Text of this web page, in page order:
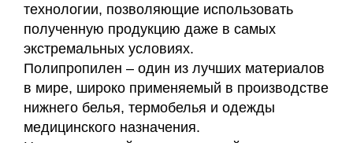
технологии, позволяющие использовать
полученную продукцию даже в самых
экстремальных условиях.
Полипропилен – один из лучших материалов
в мире, широко применяемый в производстве
нижнего белья, термобелья и одежды
медицинского назначения.